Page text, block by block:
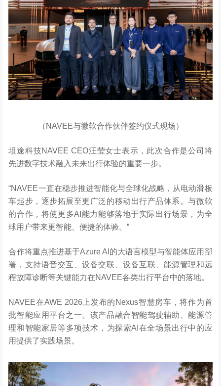
（NAVEE与微软合作伙伴签约仪式现场）
坦途科技NAVEE CEO汪莹女士表示，此次合作是公司将
先进数字技术融入未来出行体验的重要一步。
“NAVEE一直在稳步推进智能化与全球化战略，从电动滑板
车起步，逐步拓展至更广泛的移动出行产品体系。与微软
的合作，将使更多AI能力能够落地于实际出行场景，为全
球用户带来更智能、便捷的体验。”
合作将重点推进基于Azure AI的大语言模型与智能体应用部
署，支持语音交互、设备交联、设备互联、能源管理和远
程故障诊断等关键能力在NAVEE各类出行平台中的落地。
NAVEE在AWE 2026上发布的Nexus智慧房车，将作为首
批智能应用平台之一。该产品融合智能驾驶辅助、能源管
理和智能家居等多项技术，为探索AI在全场景出行中的应
用提供了实践场景。